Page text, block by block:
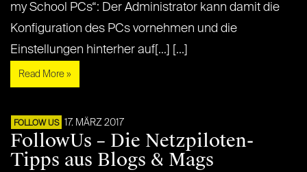
my School PCs“: Der Administrator kann damit die
Konfiguration des PCs vornehmen und die
Einstellungen hinterher auf[...] [...]
Read More »
FOLLOW US 17. MÄRZ 2017
FollowUs – Die Netzpiloten-
Tipps aus Blogs & Mags